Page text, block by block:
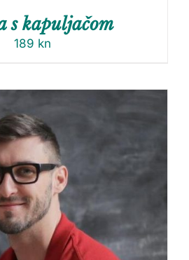
s kapuljačom
189 kn